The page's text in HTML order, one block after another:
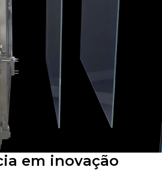
em inovação